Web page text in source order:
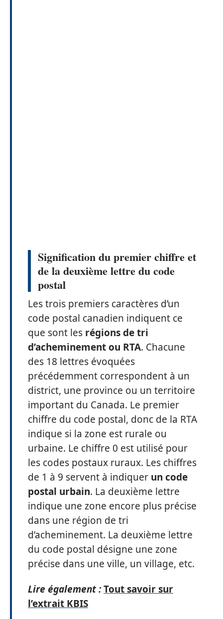
Signification du premier chiffre et
de la deuxième lettre du code
postal
Les trois premiers caractères d’un
code postal canadien indiquent ce
que sont les régions de tri
d’acheminement ou RTA. Chacune
des 18 lettres évoquées
précédemment correspondent à un
district, une province ou un territoire
important du Canada. Le premier
chiffre du code postal, donc de la RTA
indique si la zone est rurale ou
urbaine. Le chiffre 0 est utilisé pour
les codes postaux ruraux. Les chiffres
de 1 à 9 servent à indiquer un code
postal urbain. La deuxième lettre
indique une zone encore plus précise
dans une région de tri
d’acheminement. La deuxième lettre
du code postal désigne une zone
précise dans une ville, un village, etc.
Lire également :Tout savoir sur
l’extrait KBIS